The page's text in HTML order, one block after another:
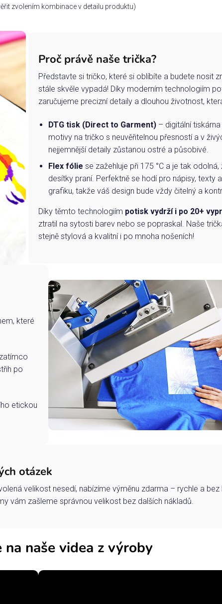
zvolením kombinace v detailu produktu)
Proč právě naše trička?
Představte si tričko, které si oblíbíte a budete nosit
stále skvěle vypadá! Díky moderním technologiím
zaručujeme precizní detaily a dlouhou životnost,
DTG tisk (Direct to Garment)– digitální
motivy na tričko s neuvěřitelnou přesností a v
nejjemnější detaily zůstanou ostré a působivé.
Flex fólie se zažehluje při 175 °C a je tak odolná,
desítky praní. Perfektně se hodí pro nápisy, texty
grafiku, takže váš design bude vždy čitelný a
Díky těmto technologiím potisk vydrží i po 20+
ztratil na sytosti barev nebo se popraskal. Naše
stejně stylová a kvalitní i po mnoha nošeních!
které
po
etickou
otázek
velikost nesedí, nabízíme výměnu zdarma – rychle a
vám zašleme správnou velikost bez dalších nákladů.
na naše videa z výroby